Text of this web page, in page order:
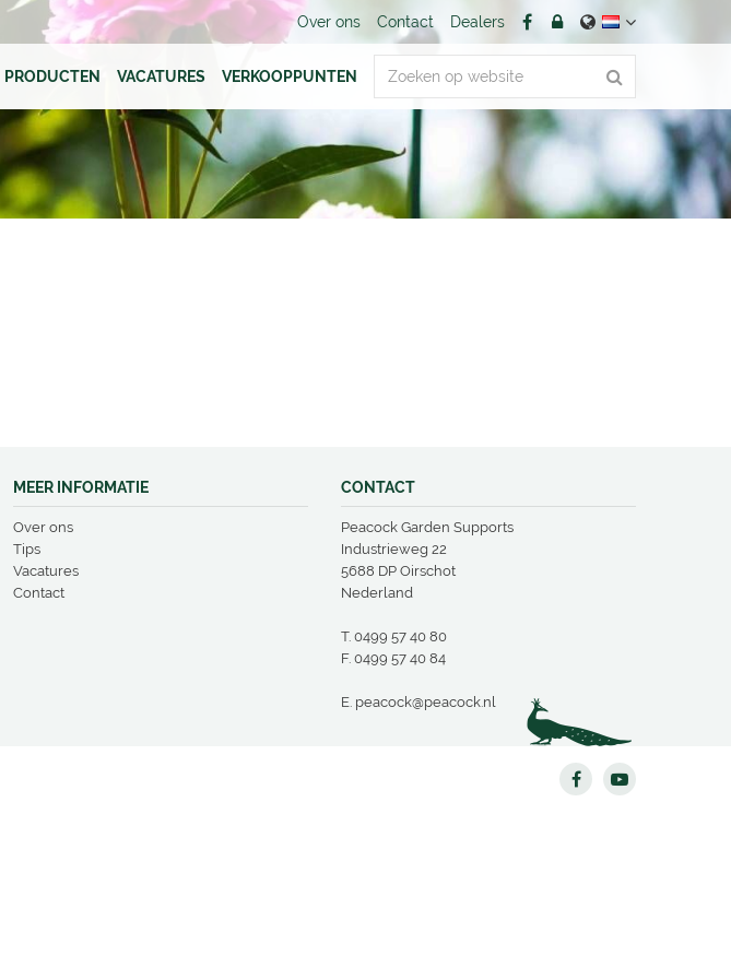
Over ons Contact Dealers
PRODUCTEN VACATURES VERKOOPPUNTEN
MEER INFORMATIE
Over ons
Tips
Vacatures
Contact
CONTACT
Peacock Garden Supports
Industrieweg 22
5688 DP Oirschot
Nederland
T. 0499 57 40 80
F. 0499 57 40 84
E. peacock@peacock.nl